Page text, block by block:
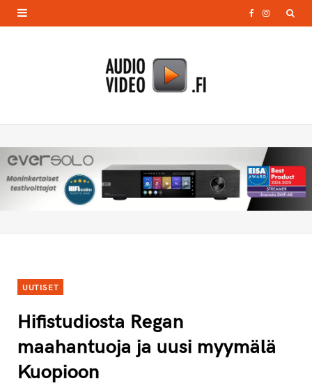
o
k
I
r
a
UUTISET
Hifistudiosta Regan
maahantuoja ja uusi myymälä
Kuopioon